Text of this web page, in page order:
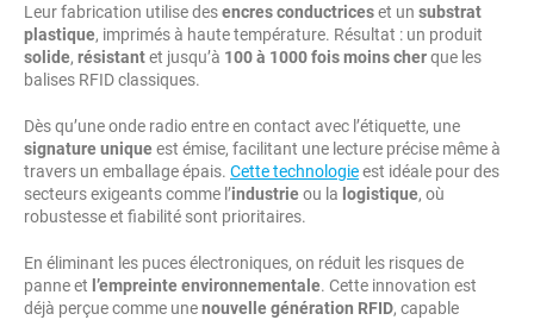
Leur fabrication utilise desencres conductriceset un substrat
plastique, imprimés à haute température. Résultat : un produit
solide, résistantet jusqu’à 100 à 1000 fois moins cherque les
balises RFID classiques.
Dès qu’une onde radio entre en contact avec l’étiquette, une
signature uniqueest émise, facilitant une lecture précise même à
travers un emballage épais. Cette technologieest idéale pour des
secteurs exigeants comme l’industrieou la logistique, où
robustesse et fiabilité sont prioritaires.
En éliminant les puces électroniques, on réduit les risques de
panne et l’empreinte environnementale. Cette innovation est
déjà perçue comme unenouvelle génération RFID, capable